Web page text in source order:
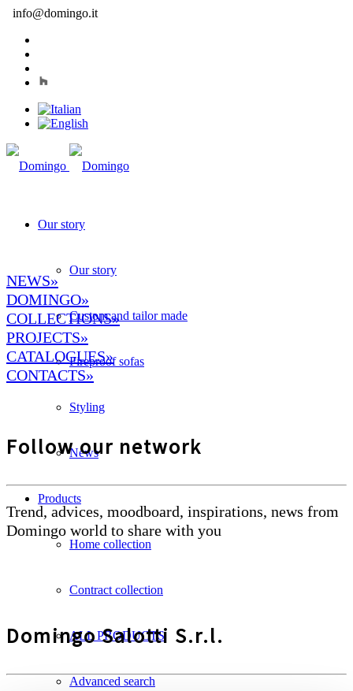
info@domingo.it
Our story
Our story
Custom and tailor made
Fireproof sofas
Styling
News
Products
Home collection
Contract collection
ALL PRODUCTS
Advanced search
NEWS»
DOMINGO»
COLLECTIONS»
PROJECTS»
CATALOGUES»
CONTACTS»
Follow our network
Trend, advices, moodboard, inspirations, news from
Domingo world to share with you
Domingo Salotti S.r.l.